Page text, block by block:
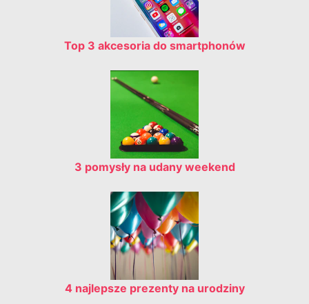
Top 3 akcesoria do smartphonów
3 pomysły na udany weekend
4 najlepsze prezenty na urodziny